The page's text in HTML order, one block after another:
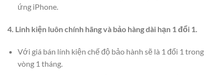
ứng iPhone.
4. Linh kiện luôn chính hãng và bảo hàng dài hạn 1 đổi 1.
Với giá bán lính kiện chế độ bảo hành sẽ là 1 đổi 1 trong
vòng 1 tháng.